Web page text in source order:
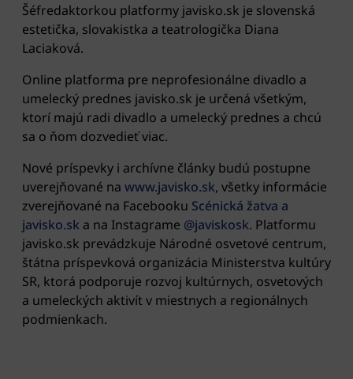
Šéfredaktorkou platformy javisko.sk je slovenská
estetička, slovakistka a teatrologička Diana
Laciaková.
Online platforma pre neprofesionálne divadlo a
umelecký prednes javisko.sk je určená všetkým,
ktorí majú radi divadlo a umelecký prednes a chcú
sa o ňom dozvedieť viac.
Nové príspevky i archívne články budú postupne
uverejňované na www.javisko.sk, všetky informácie
zverejňované na Facebooku Scénická žatva a
javisko.sk a na Instagrame @javiskosk. Platformu
javisko.sk prevádzkuje Národné osvetové centrum,
štátna príspevková organizácia Ministerstva kultúry
SR, ktorá podporuje rozvoj kultúrnych, osvetových
a umeleckých aktivít v miestnych a regionálnych
podmienkach.